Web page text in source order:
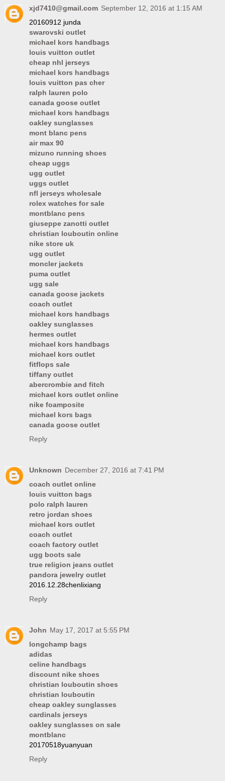
xjd7410@gmail.com September 12, 2016 at 1:15 AM
20160912 junda
swarovski outlet
michael kors handbags
louis vuitton outlet
cheap nhl jerseys
michael kors handbags
louis vuitton pas cher
ralph lauren polo
canada goose outlet
michael kors handbags
oakley sunglasses
mont blanc pens
air max 90
mizuno running shoes
cheap uggs
ugg outlet
uggs outlet
nfl jerseys wholesale
rolex watches for sale
montblanc pens
giuseppe zanotti outlet
christian louboutin online
nike store uk
ugg outlet
moncler jackets
puma outlet
ugg sale
canada goose jackets
coach outlet
michael kors handbags
oakley sunglasses
hermes outlet
michael kors handbags
michael kors outlet
fitflops sale
tiffany outlet
abercrombie and fitch
michael kors outlet online
nike foamposite
michael kors bags
canada goose outlet
Reply
Unknown December 27, 2016 at 7:41 PM
coach outlet online
louis vuitton bags
polo ralph lauren
retro jordan shoes
michael kors outlet
coach outlet
coach factory outlet
ugg boots sale
true religion jeans outlet
pandora jewelry outlet
2016.12.28chenlixiang
Reply
John May 17, 2017 at 5:55 PM
longchamp bags
adidas
celine handbags
discount nike shoes
christian louboutin shoes
christian louboutin
cheap oakley sunglasses
cardinals jerseys
oakley sunglasses on sale
montblanc
20170518yuanyuan
Reply